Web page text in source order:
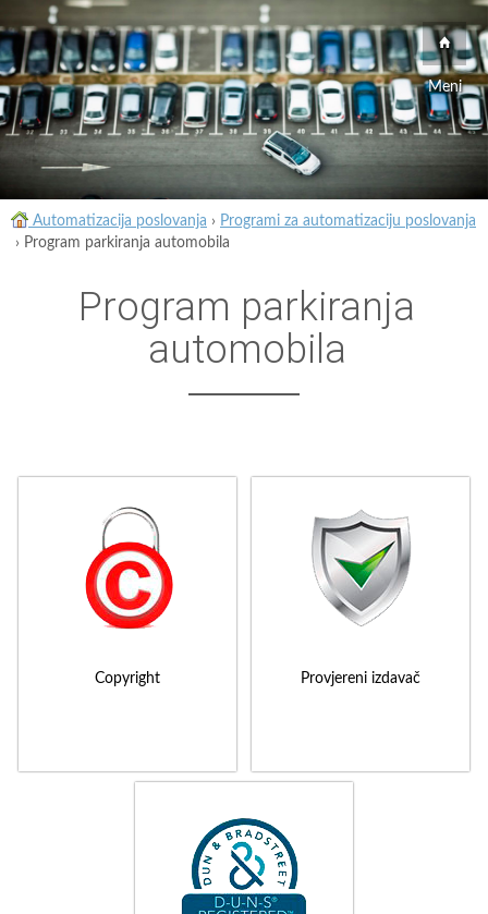
Meni
Automatizacija poslovanja › Programi za automatizaciju poslovanja
› Program parkiranja automobila
Program parkiranja
automobila
Copyright Provjereni izdavač